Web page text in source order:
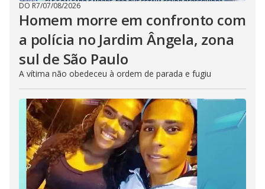
DO R7/07/08/2026
Homem morre em confronto com
a polícia no Jardim Ângela, zona
sul de São Paulo
A vítima não obedeceu à ordem de parada e fugiu